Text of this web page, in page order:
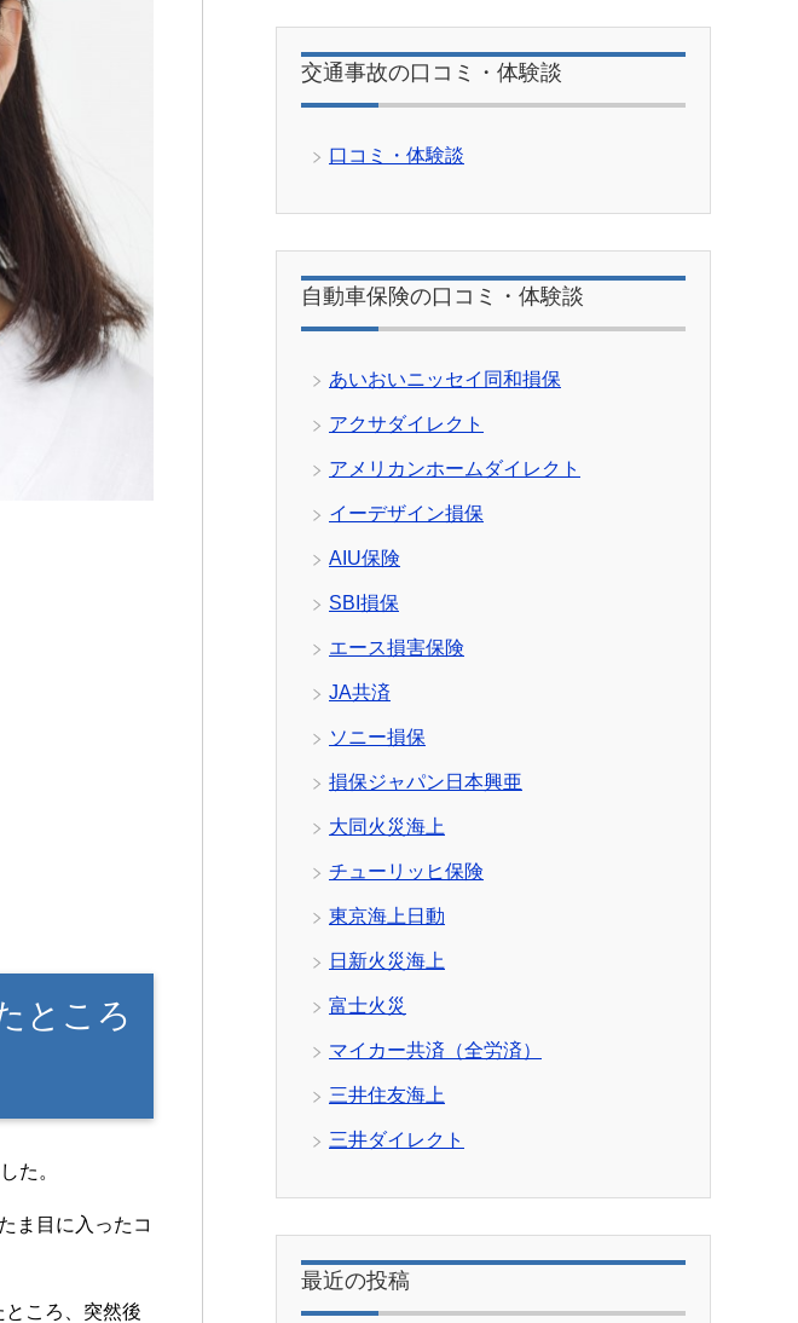
ところ
た。
ま目に入ったコ
ころ、突然後
交通事故の口コミ・体験談
口コミ・体験談
自動車保険の口コミ・体験談
あいおいニッセイ同和損保
アクサダイレクト
アメリカンホームダイレクト
イーデザイン損保
AIU保険
SBI損保
エース損害保険
JA共済
ソニー損保
損保ジャパン日本興亜
大同火災海上
チューリッヒ保険
東京海上日動
日新火災海上
富士火災
マイカー共済（全労済）
三井住友海上
三井ダイレクト
最近の投稿